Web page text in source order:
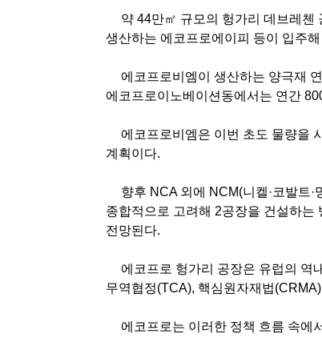
약 44만㎡ 규모의 헝가리 데브레첸
생산하는 에코프로에이피 등이 입주
에코프로비엠이 생산하는 양극재
에코프로이노베이션동에서는 연간
에코프로비엠은 이번 초도 물량을
계획이다.
향후 NCA 외에 NCM(니켈·코발트·
종합적으로 고려해 2공장을 건설하는
전망된다.
에코프로 헝가리 공장은 유럽의 역
무역협정(TCA), 핵심원자재법(CRMA)
에코프로는 이러한 정책 흐름 속에